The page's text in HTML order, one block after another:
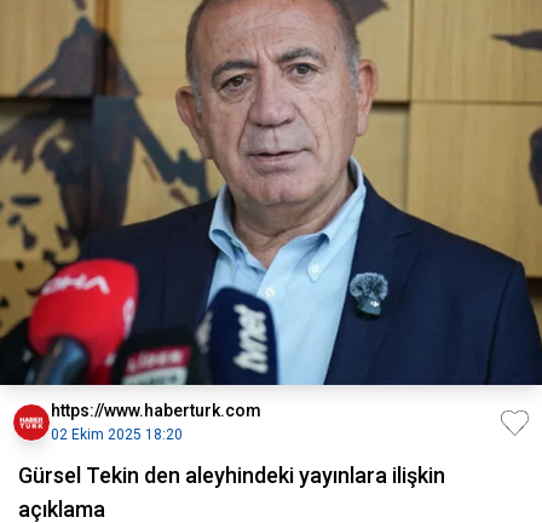
https://www.haberturk.com
02 Ekim 2025 18:20
Gürsel Tekin den aleyhindeki yayınlara ilişkin
açıklama